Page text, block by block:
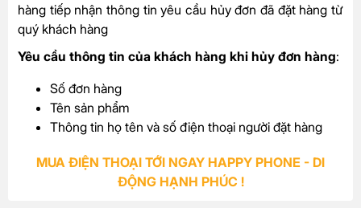
hàng tiếp nhận thông tin yêu cầu hủy đơn đã đặt hàng từ
quý khách hàng
Yêu cầu thông tin của khách hàng khi hủy đơn hàng:
Số đơn hàng
Tên sản phẩm
Thông tin họ tên và số điện thoại người đặt hàng
MUA ĐIỆN THOẠI TỚI NGAY HAPPY PHONE - DI
ĐỘNG HẠNH PHÚC !